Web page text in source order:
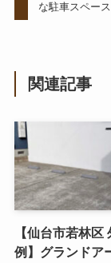
な駐車スペー
関連記事
【仙台市若林区
例】グランドア